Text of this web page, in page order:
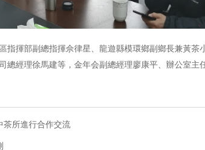
指揮部副總指揮佘律星、龍遊縣模環鄉副鄉長兼黃茶
經理徐馬建等，金年会副總經理廖康平、辦公室主
所進行合作交流